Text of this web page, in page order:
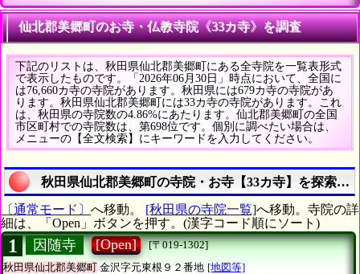
仙北郡美郷町のお寺・仏教寺院《33カ寺》を調査
下記のリストは、秋田県仙北郡美郷町にある全寺院を一覧表形式
で表示したものです。「2026年06月30日」時点において、全国に
は76,660カ寺の寺院があります。秋田県には679カ寺の寺院があ
ります。秋田県仙北郡美郷町には33カ寺の寺院があります。これ
は、秋田県の寺院数の4.86%にあたります。仙北郡美郷町の全国
市区町村での寺院数は、第698位です。個別に調べたい場合は、
メニューの【全文検索】にキーワードを入力してください。
秋田県仙北郡美郷町の寺院・お寺【33カ寺】を探索す
〔通常モード〕 へ移動。 [秋田県の寺院一覧]へ移動。寺院の詳
細は、「Open」ボタンを押す。(漢字コード順にソート)
1 因随寺 [Open]
[〒019-1302]
秋田県仙北郡美郷町 金沢字元東根９２番地 [地図等]